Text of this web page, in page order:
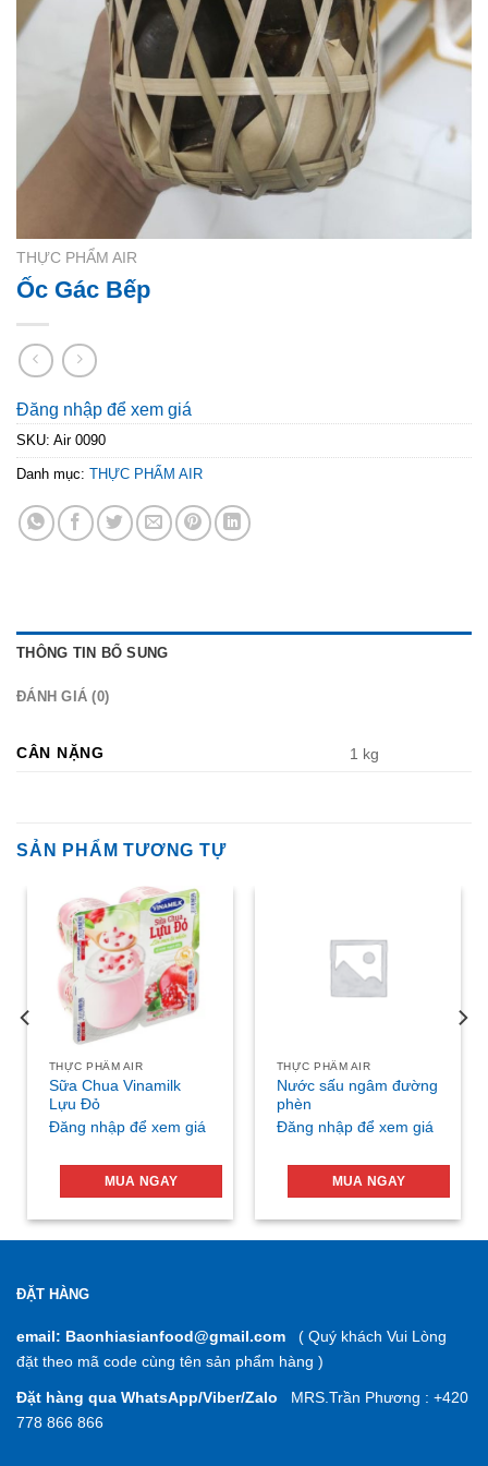
THỰC PHẨM AIR
Ốc Gác Bếp
Đăng nhập để xem giá
SKU: Air 0090
Danh mục: THỰC PHẨM AIR
THÔNG TIN BỔ SUNG
ĐÁNH GIÁ (0)
CÂN NẶNG 1 kg
SẢN PHẨM TƯƠNG TỰ
THỰC PHẨM AIR
Sữa Chua Vinamilk
Lựu Đỏ
Đăng nhập để xem giá
MUA NGAY
THỰC PHẨM AIR
Nước sấu ngâm đường
phèn
Đăng nhập để xem giá
MUA NGAY
ĐẶT HÀNG
email: Baonhiasianfood@gmail.com ( Quý khách Vui Lòng
đặt theo mã code cùng tên sản phẩm hàng )
Đặt hàng qua WhatsApp/Viber/Zalo MRS.Trần Phương : +420
778 866 866